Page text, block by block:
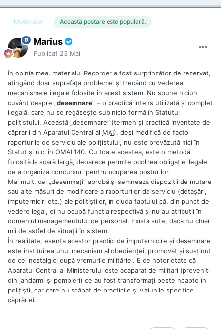
Moderator Această postare este populară.
Marius
Publicat 23 Mai
În opinia mea, materialul Recorder a fost surprinzător de rezervat,
atingând doar suprafața problemei și trecând cu vederea
mecanismele ilegale folosite în acest sistem. Nu spune niciun
cuvânt despre „desemnare” – o practică intens utilizată și complet
ilegală, care nu se regăsește sub nicio formă în Statutul
polițistului. Această „desemnare” (termen și practică inventate de
căprarii din Aparatul Central al MAI), deși modifică de facto
raporturile de serviciu ale polițistului, nu este prevăzută nici în
Statut și nici în OMAI 140. Cu toate acestea, este o metodă
folosită la scară largă, deoarece permite ocolirea obligației legale
de a organiza concursuri pentru ocuparea posturilor.
Mai mult, cei „desemnați” aprobă și semnează dispoziții de mutare
sau alte măsuri de modificare a raporturilor de serviciu (detașări,
împuterniciri etc.) ale polițiștilor, în ciuda faptului că, din punct de
vedere legal, ei nu ocupă funcția respectivă și nu au atribuții în
domeniul managementului de personal. Există sute, dacă nu chiar
mii de astfel de situații în sistem.
În realitate, esența acestor practici de împuternicire și desemnare
este instituirea unui mecanism al obedienței, promovat și susținut
de cei nostalgici după vremurile milităriei. E de notorietate că
Aparatul Central al Ministerului este acaparat de militari (proveniți
din jandarmi și pompieri) ce au fost transformați peste noapte în
polițiști, dar care nu scăpat de practicile și viziunile specifice
căprăriei.